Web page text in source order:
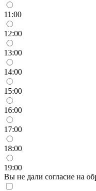
11:00
12:00
13:00
14:00
15:00
16:00
17:00
18:00
19:00
Вы не дали согласие на